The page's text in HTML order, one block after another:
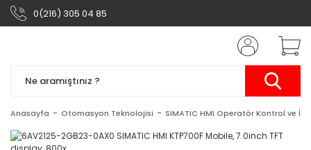
0(216) 305 04 85
Anasayfa Otomasyon Teknolojisi SIMATIC HMI Operatör Kontrol ve